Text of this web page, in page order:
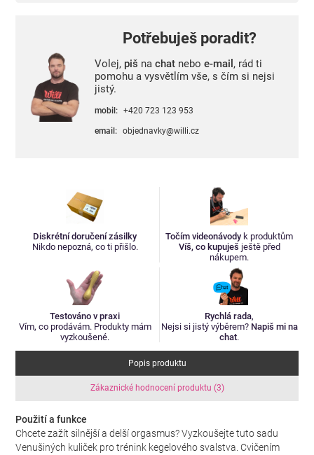
Potřebuješ poradit?
Volej, piš na chatnebo e-mail , rád ti
pomohu a vysvětlím vše, s čím si nejsi
jistý.
mobil: +420 723 123 953
email: objednavky@willi.cz
Diskrétní doručení zásilky
Nikdo nepozná, co ti přišlo.
Točím videonávody k produktům
Víš, co kupuješ ještě před
nákupem.
Testováno v praxi
Vím, co prodávám. Produkty mám
vyzkoušené.
Rychlá rada,
Nejsi si jistý výběrem? Napiš mi na
chat.
Popis produktu
Zákaznické hodnocení produktu (3)
Použití a funkce
Chcete zažít silnější a delší orgasmus? Vyzkoušejte tuto sadu
Venušiných kuliček pro trénink kegelového svalstva. Cvičením